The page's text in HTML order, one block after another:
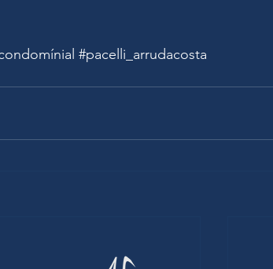
#pacelli_arrudacosta